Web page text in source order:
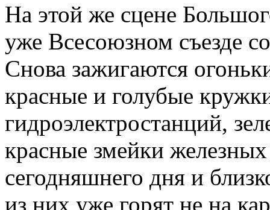
На этой же сцене
уже Всесоюзном съезде
Снова зажигаются
красные и голубые
гидроэлектростанций,
красные змейки
сегодняшнего дня и
из них уже горят не на